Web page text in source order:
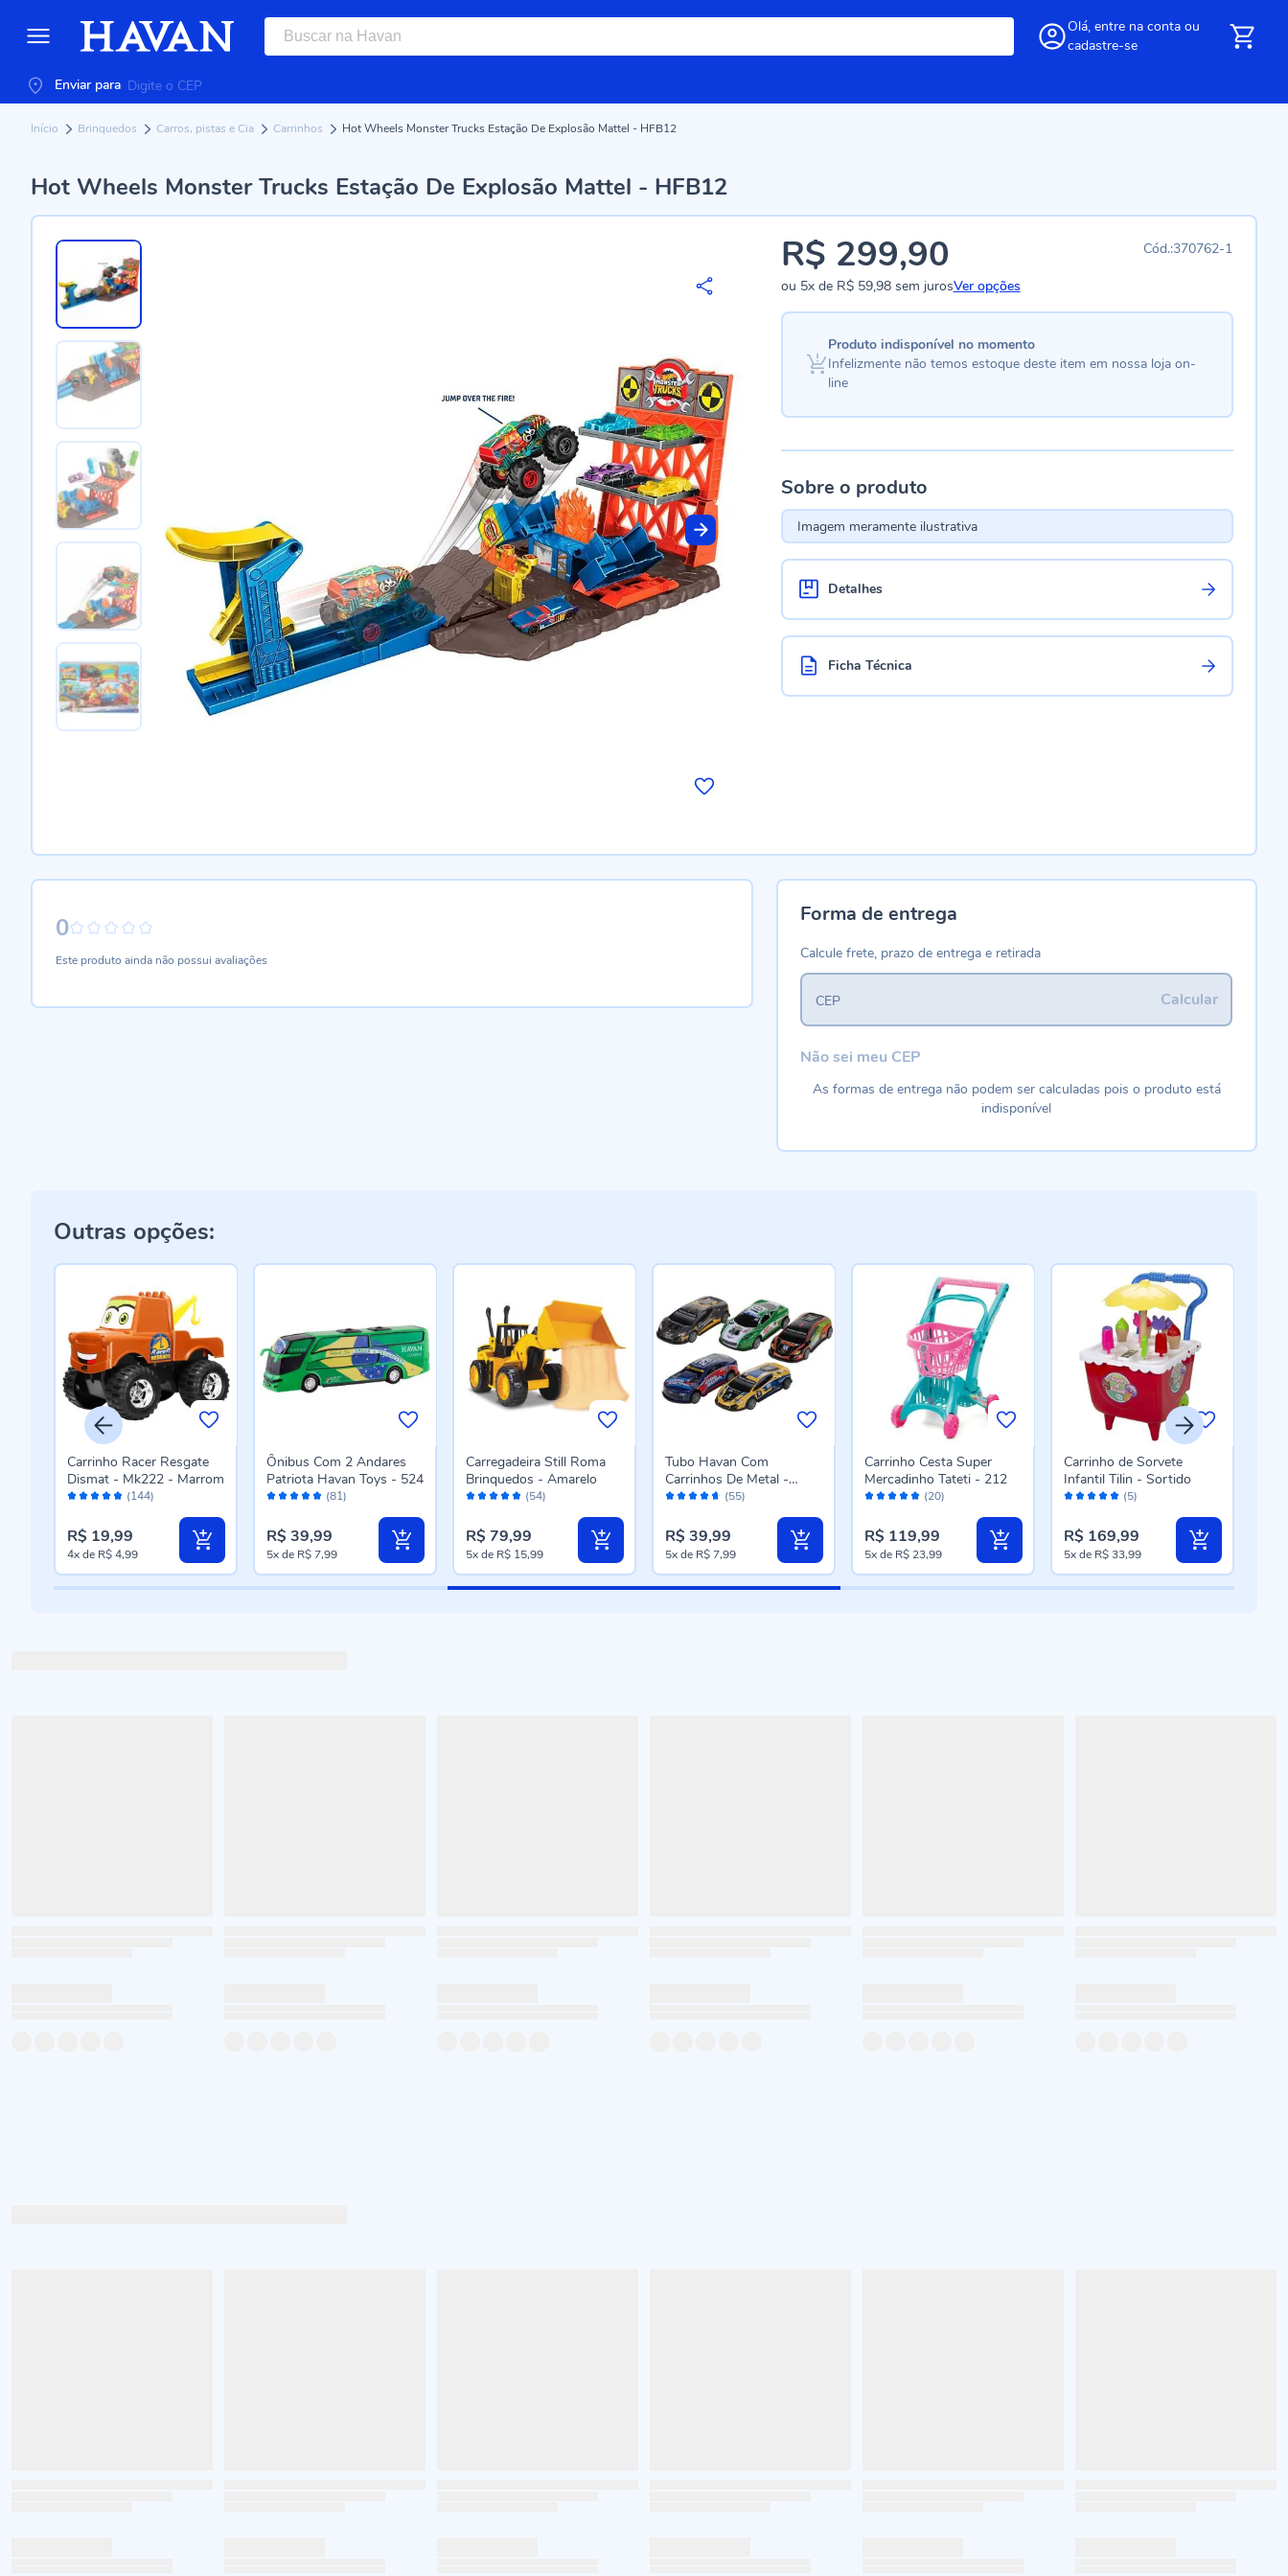
Olá, entre na conta ou
cadastre-se
Enviar para
Início Brinquedos Carros, pistas e Cia Carrinhos Hot Wheels Monster Trucks Estação De Explosão Mattel - HFB12
Hot Wheels Monster Trucks Estação De Explosão Mattel - HFB12
370762-1
R$ 299,90
ou 5xde R$ 59,98sem jurosVer opções
Produto indisponível no momento
Infelizmente não temos estoque deste item em nossa loja on-
line
Sobre o produto
Imagem meramente ilustrativa
Detalhes
Ficha Técnica
0
Este produto ainda não possui avaliações
Forma de entrega
Calcule frete, prazo de entrega e retirada
Calcular
CEP
Não sei meu CEP
As formas de entrega não podem ser calculadas pois o produto está
indisponível
Outras opções:
Avaliação: (144)
Carrinho Racer Resgate
Dismat - Mk222 - Marrom
R$ 19,99
4xde R$ 4,99
Avaliação: (81)
Ônibus Com 2 Andares
Patriota Havan Toys - 524
R$ 39,99
5xde R$ 7,99
Avaliação: (54)
Carregadeira Still Roma
Brinquedos - Amarelo
R$ 79,99
5xde R$ 15,99
Avaliação: (55)
Tubo Havan Com
Carrinhos De Metal -
HBR0217
R$ 39,99
5xde R$ 7,99
Avaliação: (20)
Carrinho Cesta Super
Mercadinho Tateti - 212
R$ 119,99
5xde R$ 23,99
Avaliação: (5)
Carrinho de Sorvete
Infantil Tilin - Sortido
R$ 169,99
5xde R$ 33,99